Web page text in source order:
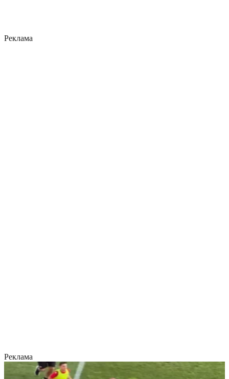
Реклама
Реклама